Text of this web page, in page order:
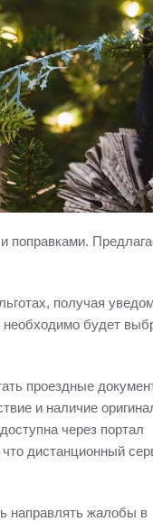
поправками.
получая
необходимо будет
проездные
и наличие
через портал
дистанционный
направлять жалобы в